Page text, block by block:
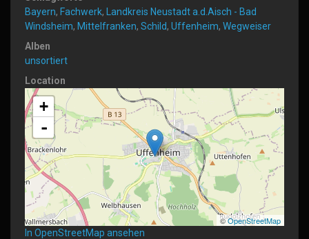
Bayern, Fachwerk,
Landkreis Neustadt a.d.Aisch - Bad
Windsheim, Mittelfranken, Schild, Uffenheim, Wegweiser
Alben
unsortiert
Location
+
-
©OpenStreetMap
In OpenStreetMap ansehen